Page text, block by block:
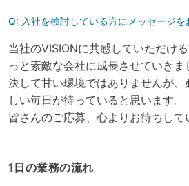
Q: 入社を検討している方にメッセージを
当社のVISIONに共感していただけ
っと素敵な会社に成長させていきま
決して甘い環境ではありませんが
しい毎日が待っていると思います。
皆さんのご応募、心よりお待ちして
1日の業務の流れ